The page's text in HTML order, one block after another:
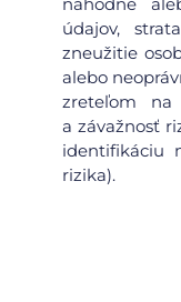
údajov,
zneužitie
alebo
zreteľom na
a závažnosť
identifikáciu
rizika).